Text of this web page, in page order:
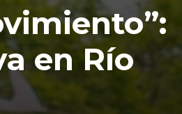
en Río